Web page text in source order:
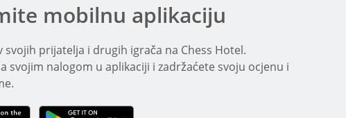
mobilnu aplikaciju
svojih prijatelja i drugih igrača na Chess Hotel.
svojim nalogom u aplikaciji i zadržaćete svoju ocjenu i